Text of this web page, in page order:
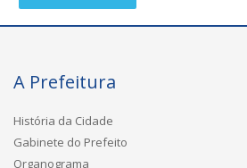
A Prefeitura
História da Cidade
Gabinete do Prefeito
Organograma